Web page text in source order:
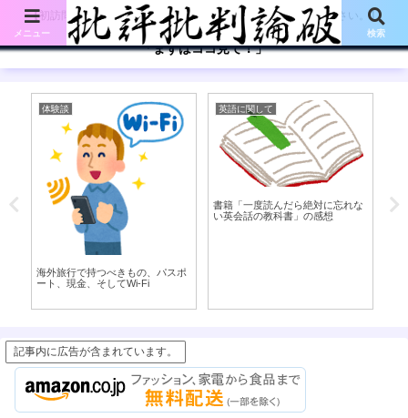
【初訪問の方は、下記の「まずはココ見て!」ボタンをご覧ください。】
「まずはココ見て！」
体験談
海外旅行で持つべきもの、パスポ
ート、現金、そしてWi-Fi
英語に関して
書籍「一度読んだら絶対に忘れな
い英会話の教科書」の感想
働
記事内に広告が含まれています。
メニュー 検索